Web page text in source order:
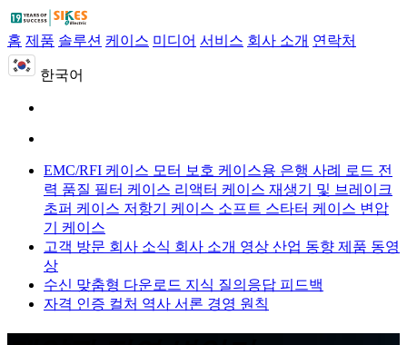
홈 제품 솔루션 케이스 미디어 서비스 회사 소개 연락처
한국어
EMC/RFI 케이스 모터 보호 케이스용 은행 사례 로드 전
력 품질 필터 케이스 리액터 케이스 재생기 및 브레이크
초퍼 케이스 저항기 케이스 소프트 스타터 케이스 변압
기 케이스
고객 방문 회사 소식 회사 소개 영상 산업 동향 제품 동영
상
수신 맞춤형 다운로드 지식 질의응답 피드백
자격 인증 컬처 역사 서론 경영 원칙